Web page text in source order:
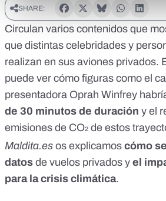
SHARE:
Circulan varios contenidos que
que distintas celebridades y
realizan en sus aviones privados.
puede ver cómo figuras como el
presentadora Oprah Winfrey
de 30 minutos de duración y el
emisiones de CO2 de estos
Maldita.es os explicamos cómo
datos de vuelos privados y el
para la crisis climática.